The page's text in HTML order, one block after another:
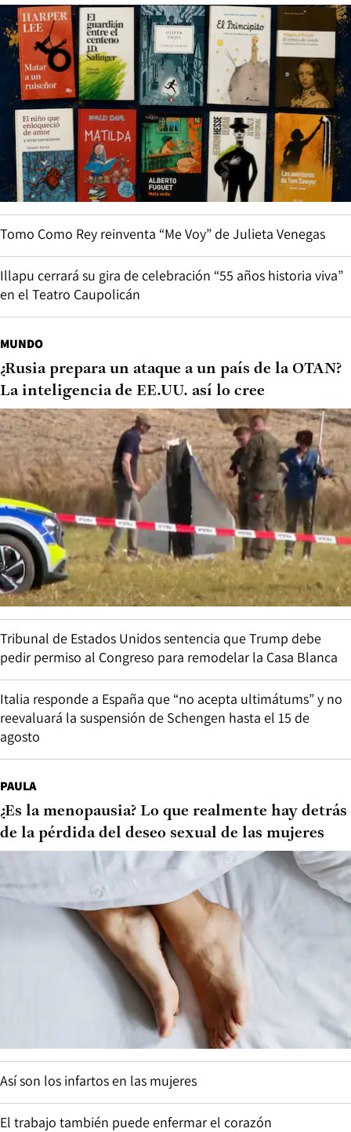
Tomo Como Rey reinventa “Me Voy” de Julieta Venegas
Illapu cerrará su gira de celebración “55 años historia viva”
en el Teatro Caupolicán
MUNDO
¿Rusia prepara un ataque a un país de la OTAN?
La inteligencia de EE.UU. así lo cree
Tribunal de Estados Unidos sentencia que Trump debe
pedir permiso al Congreso para remodelar la Casa Blanca
Italia responde a España que “no acepta ultimátums” y no
reevaluará la suspensión de Schengen hasta el 15 de
agosto
PAULA
¿Es la menopausia? Lo que realmente hay detrás
de la pérdida del deseo sexual de las mujeres
Así son los infartos en las mujeres
El trabajo también puede enfermar el corazón